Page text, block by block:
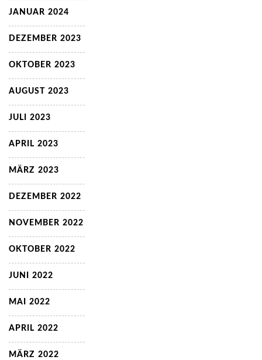
JANUAR 2024
DEZEMBER 2023
OKTOBER 2023
AUGUST 2023
JULI 2023
APRIL 2023
MÄRZ 2023
DEZEMBER 2022
NOVEMBER 2022
OKTOBER 2022
JUNI 2022
MAI 2022
APRIL 2022
MÄRZ 2022